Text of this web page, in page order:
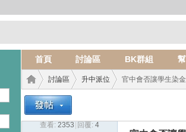
首頁 討論區 BK群組
討論區
›
升中派位 官中會否讓學生染
查看: 2353 回覆: 4